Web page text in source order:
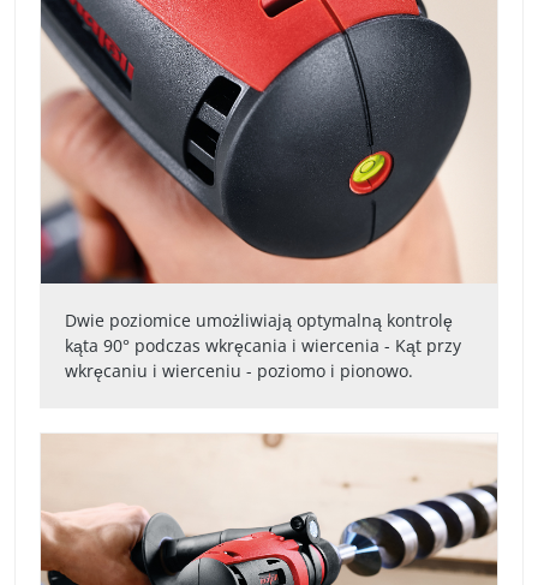
Dwie poziomice umożliwiają optymalną kontrolę
kąta 90° podczas wkręcania i wiercenia - Kąt przy
wkręcaniu i wierceniu - poziomo i pionowo.